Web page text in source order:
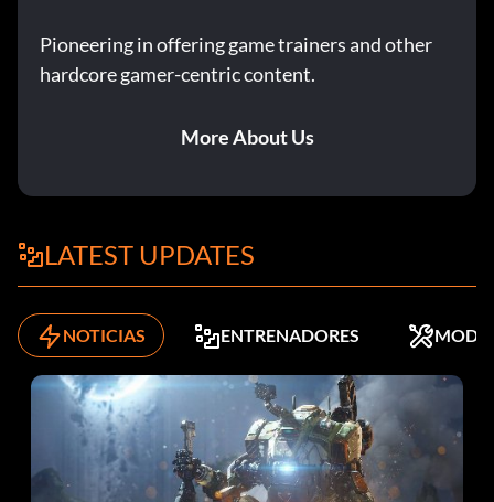
Pioneering in offering game trainers and other
hardcore gamer-centric content.
More About Us
LATEST UPDATES
NOTICIAS ENTRENADORES MODS